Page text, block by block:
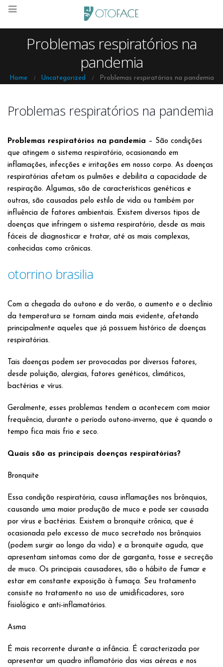
Problemas respiratórios na
pandemia
Home Uncategorized Problemas respiratórios na pandemia
Problemas respiratórios na pandemia
Problemas respiratórios na pandemia – São condições
que atingem o sistema respiratório, ocasionando em
inflamações, infecções e irritações em nosso corpo. As doenças
respiratórias afetam os pulmões e debilita a capacidade de
respiração. Algumas, são de características genéticas e
outras, são causadas pelo estilo de vida ou também por
influência de fatores ambientais. Existem diversos tipos de
doenças que infringem o sistema respiratório, desde as mais
fáceis de diagnosticar e tratar, até as mais complexas,
conhecidas como crônicas.
otorrino brasilia
Com a chegada do outono e do verão, o aumento e o declínio
da temperatura se tornam ainda mais evidente, afetando
principalmente aqueles que já possuem histórico de doenças
respiratórias.
Tais doenças podem ser provocadas por diversos fatores,
desde poluição, alergias, fatores genéticos, climáticos,
bactérias e vírus.
Geralmente, esses problemas tendem a acontecem com maior
frequência, durante o período outono-inverno, que é quando o
tempo fica mais frio e seco.
Quais são as principais doenças respiratórias?
Bronquite
Essa condição respiratória, causa inflamações nos brônquios,
causando uma maior produção de muco e pode ser causada
por vírus e bactérias. Existem a bronquite crônica, que é
ocasionada pelo excesso de muco secretado nos brônquios
(podem surgir ao longo da vida) e a bronquite aguda, que
apresentam sintomas como dor de garganta, tosse e secreção
de muco. Os principais causadores, são o hábito de fumar e
estar em constante exposição à fumaça. Seu tratamento
consiste no tratamento no uso de umidificadores, soro
fisiológico e anti-inflamatórios.
Asma
É mais recorrente durante a infância. É caracterizada por
apresentar um quadro inflamatório das vias aéreas e nos